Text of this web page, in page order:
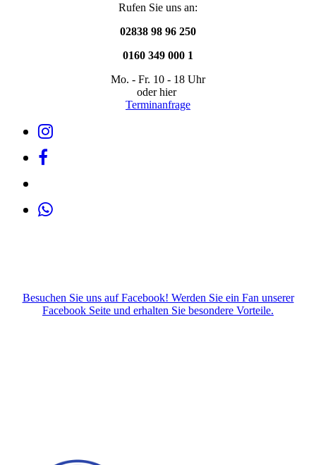
Rufen Sie uns an:
02838 98 96 250
0160 349 000 1
Mo. - Fr. 10 - 18 Uhr
oder hier
Terminanfrage
Besuchen Sie uns auf Facebook! Werden Sie ein Fan unserer
Facebook Seite und erhalten Sie besondere Vorteile.